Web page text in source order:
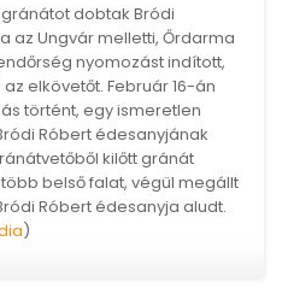
dobtak Bródi
az Ungvár melletti, Őrdarma
nyomozást indított,
elkövetőt. Február 16-án
történt, egy ismeretlen
Róbert édesanyjának
kilőtt gránát
belső falat, végül megállt
Róbert édesanyja aludt.
)